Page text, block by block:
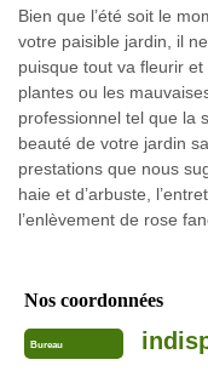
Bien que l’été soit le
votre paisible jardin, il
puisque tout va fleurir
plantes ou les
professionnel tel que la
beauté de votre jardin
prestations que nous
haie et d’arbuste,
l’enlèvement de rose
Nos coordonnées
Bureau